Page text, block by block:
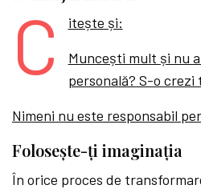
C
itește și:
Muncești mult și nu
personală? S-o crezi
Nimeni nu este responsabil
Folosește-ți imaginația
În orice proces de